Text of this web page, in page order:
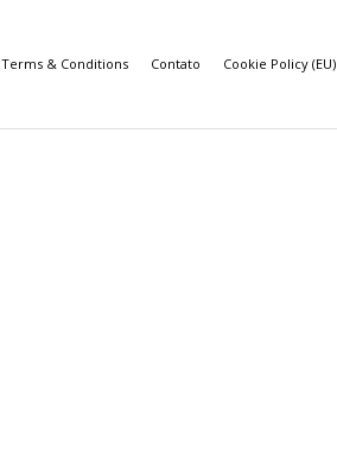
Terms & Conditions Contato Cookie Policy (EU)